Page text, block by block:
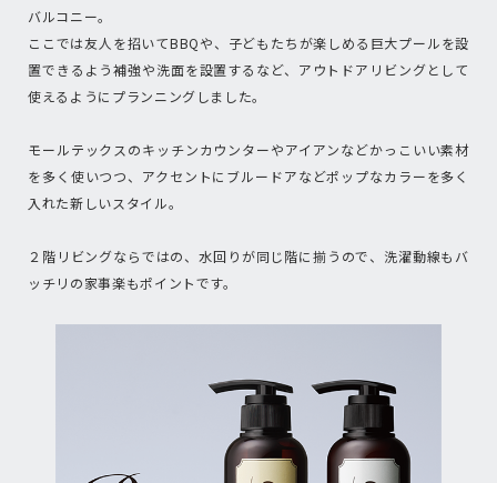
バルコニー。
ここでは友人を招いてBBQや、子どもたちが楽しめる巨大プールを設
置できるよう補強や洗面を設置するなど、アウトドアリビングとして
使えるようにプランニングしました。
モールテックスのキッチンカウンターやアイアンなどかっこいい素材
を多く使いつつ、アクセントにブルードアなどポップなカラーを多く
入れた新しいスタイル。
２階リビングならではの、水回りが同じ階に揃うので、洗濯動線もバ
ッチリの家事楽もポイントです。